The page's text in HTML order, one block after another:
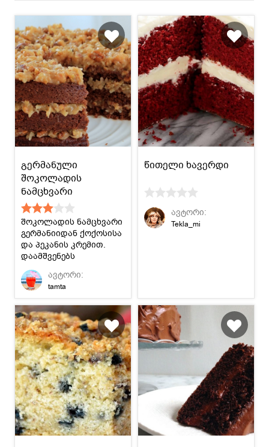
გერმანული
შოკოლადის
ნამცხვარი
შოკოლადის ნამცხვარი
გერმანიიდან ქოქოსისა
და პეკანის კრემით.
დაამშვენებს
დაბადების დღის
სუფრებს :)ავტორი:
tamta
წითელი ხავერდი
ავტორი:
Tekla_mi